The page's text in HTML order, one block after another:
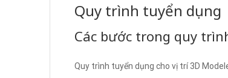
Quy trình tuyển dụng
Các bước trong quy
Quy trình tuyển dụng cho vị trí 3D